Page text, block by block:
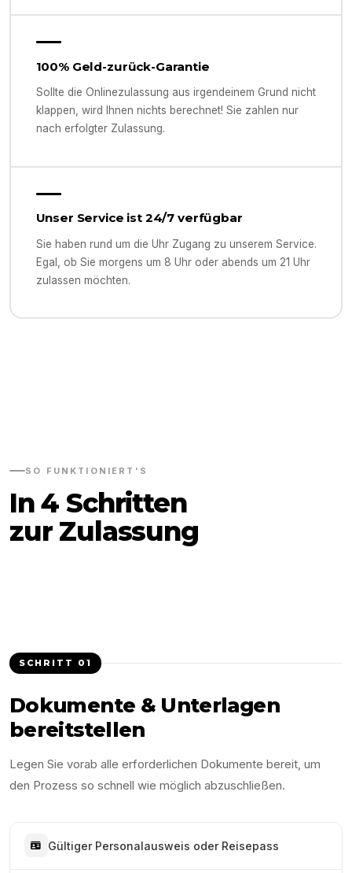
100% Geld-zurück-Garantie
Sollte die Onlinezulassung aus irgendeinem Grund nicht
klappen, wird Ihnen nichts berechnet! Sie zahlen nur
nach erfolgter Zulassung.
Unser Service ist 24/7 verfügbar
Sie haben rund um die Uhr Zugang zu unserem Service.
Egal, ob Sie morgens um 8 Uhr oder abends um 21 Uhr
zulassen möchten.
SO FUNKTIONIERT'S
In 4 Schritten
zur Zulassung
SCHRITT 01
Dokumente & Unterlagen
bereitstellen
Legen Sie vorab alle erforderlichen Dokumente bereit, um
den Prozess so schnell wie möglich abzuschließen.
Gültiger Personalausweis oder Reisepass